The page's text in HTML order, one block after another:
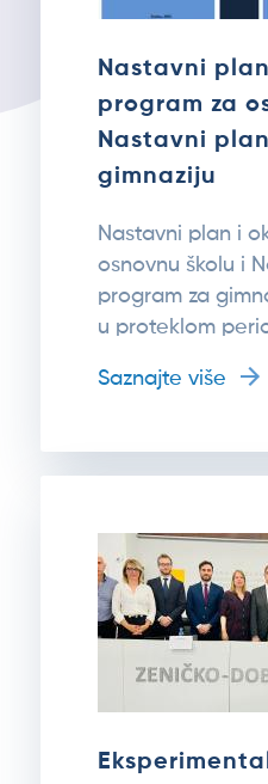
Nastavni
program za
Nastavni
gimnaziju
Nastavni plan i
osnovnu školu i
program za
u proteklom
Saznajte više